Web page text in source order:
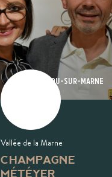
Trélou-sur-marne
Vallée de la Marne
CHAMPAGNE
MÉTÉYER